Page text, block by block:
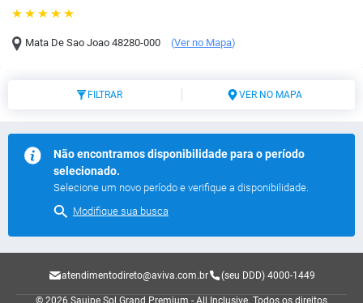
Mata De Sao Joao 48280-000 (Ver no Mapa)
FILTRAR VER NO MAPA
Não encontramos disponibilidade para o período
selecionado.
Selecione um novo período e verifique a disponibilidade.
Modifique sua busca
atendimentodireto@aviva.com.br (seu DDD) 4000-1449
© 2026 Sauipe Sol Grand Premium - All Inclusive. Todos os direitos